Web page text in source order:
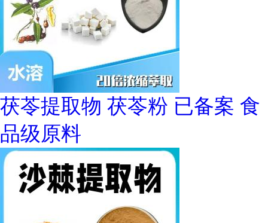
茯苓提取物 茯苓粉 已备案 食
品级原料